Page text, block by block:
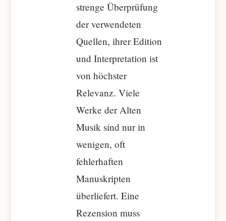
strenge Überprüfung
der verwendeten
Quellen, ihrer Edition
und Interpretation ist
von höchster
Relevanz. Viele
Werke der Alten
Musik sind nur in
wenigen, oft
fehlerhaften
Manuskripten
überliefert. Eine
Rezension muss